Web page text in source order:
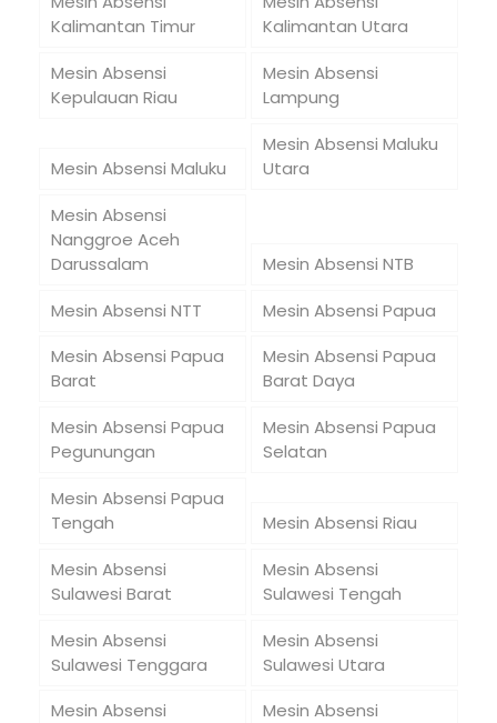
Kalimantan Timur
Kalimantan Utara
Mesin Absensi
Kepulauan Riau
Mesin Absensi
Lampung
Mesin Absensi Maluku
Mesin Absensi Maluku
Utara
Mesin Absensi
Nanggroe Aceh
Darussalam
Mesin Absensi NTB
Mesin Absensi NTT
Mesin Absensi Papua
Mesin Absensi Papua
Barat
Mesin Absensi Papua
Barat Daya
Mesin Absensi Papua
Pegunungan
Mesin Absensi Papua
Selatan
Mesin Absensi Papua
Tengah
Mesin Absensi Riau
Mesin Absensi
Sulawesi Barat
Mesin Absensi
Sulawesi Tengah
Mesin Absensi
Sulawesi Tenggara
Mesin Absensi
Sulawesi Utara
Mesin Absensi
Mesin Absensi